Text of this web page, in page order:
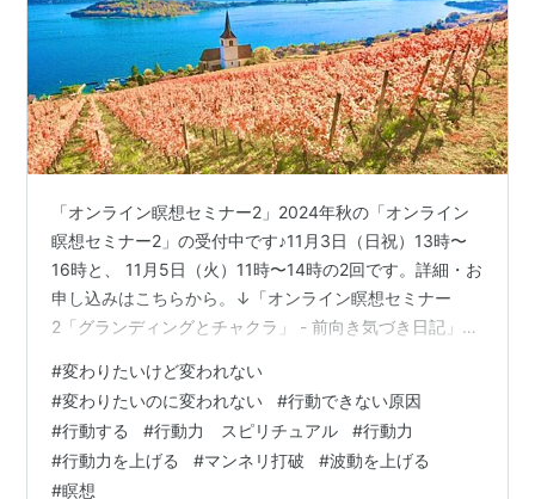
「オンライン瞑想セミナー2」2024年秋の「オンライン
瞑想セミナー2」の受付中です♪11月3日（日祝）13時〜
16時と、 11月5日（火）11時〜14時の2回です。詳細・お
申し込みはこちらから。↓「オンライン瞑想セミナー
2「グランディングとチャクラ」 - 前向き気づき日記」皆
ナーは必ず1から順に受講してください。 今日は、 こん
な風に変わりたいな、 これをやめたいな、と思いつつ、
でも行動できない、面倒でやる気が出ない、という時
に、 どうすれば行動できるようになるか？ 具体的にどう
#変わりたいけど変われない
#変わりたいのに変われない #行動できない原因
#行動する #行動力 スピリチュアル #行動力
#行動力を上げる #マンネリ打破 #波動を上げる
#瞑想